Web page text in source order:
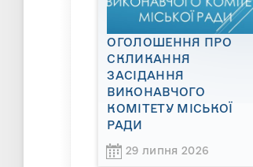
ОГОЛОШЕННЯ ПРО
СКЛИКАННЯ
ЗАСІДАННЯ
ВИКОНАВЧОГО
КОМІТЕТУ МІСЬКОЇ
РАДИ
29 липня 2026